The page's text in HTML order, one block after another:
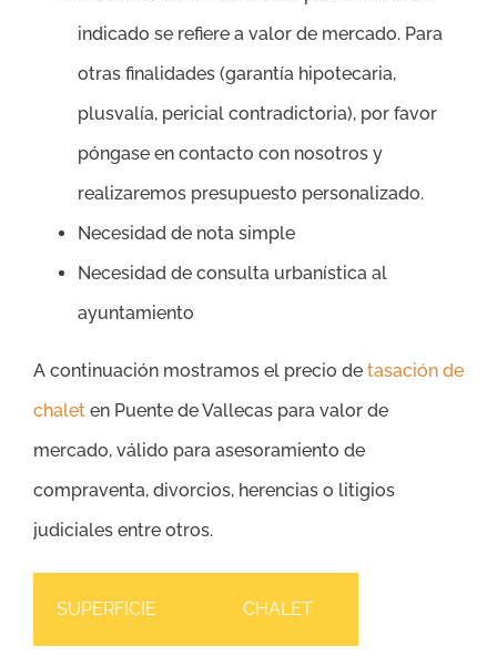
indicado se refiere a valor de mercado. Para
otras finalidades (garantía hipotecaria,
plusvalía, pericial contradictoria), por favor
póngase en contacto con nosotros y
realizaremos presupuesto personalizado.
Necesidad de nota simple
Necesidad de consulta urbanística al
ayuntamiento
A continuación mostramos el precio de tasación de
chalet en Puente de Vallecas para valor de
mercado, válido para asesoramiento de
compraventa, divorcios, herencias o litigios
judiciales entre otros.
SUPERFICIE CHALET